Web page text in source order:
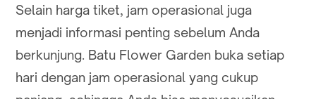
Selain harga tiket, jam operasional juga
menjadi informasi penting sebelum Anda
berkunjung. Batu Flower Garden buka setiap
hari dengan jam operasional yang cukup